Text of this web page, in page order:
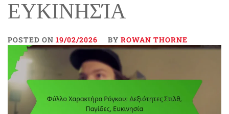
ΕΥΚΙΝΗΣΊΑ
POSTED ON 19/02/2026 BY ROWAN THORNE